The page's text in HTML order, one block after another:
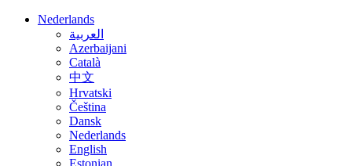
Nederlands
العربية
Azerbaijani
Català
中文
Hrvatski
Čeština
Dansk
Nederlands
English
Estonian